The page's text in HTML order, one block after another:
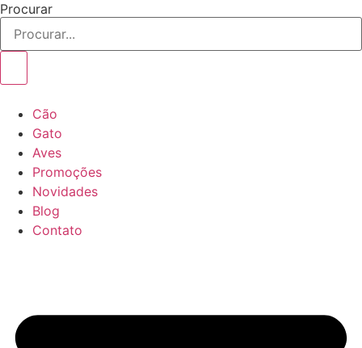
Procurar
Cão
Gato
Aves
Promoções
Novidades
Blog
Contato